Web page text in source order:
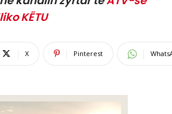
KËTU
X Pinterest